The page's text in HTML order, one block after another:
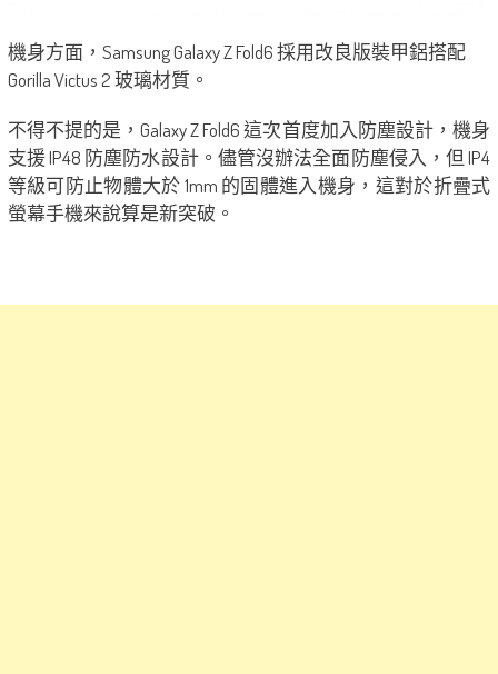
機身方面，Samsung Galaxy Z Fold6 採用改良版裝甲鋁搭配
Gorilla Victus 2 玻璃材質。
不得不提的是，Galaxy Z Fold6 這次首度加入防塵設計，機身
支援 IP48 防塵防水設計。儘管沒辦法全面防塵侵入，但 IP4
等級可防止物體大於 1mm 的固體進入機身，這對於折疊式
螢幕手機來說算是新突破。